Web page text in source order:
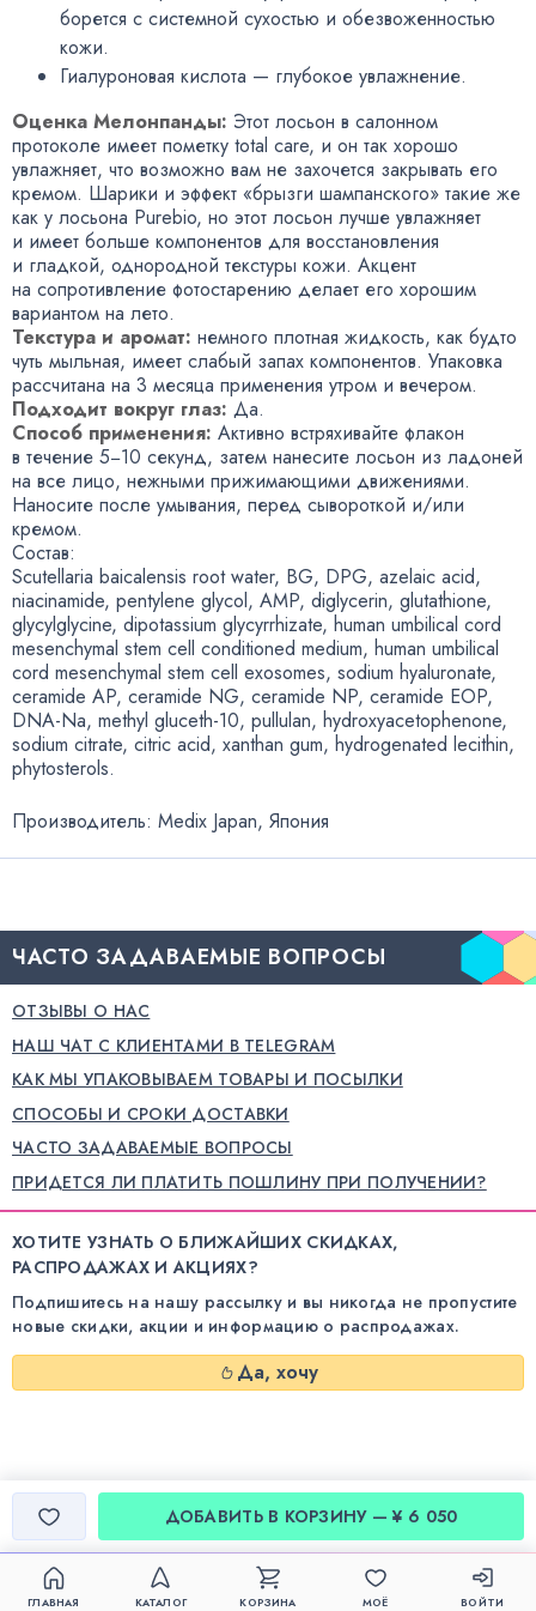
борется с системной сухостью и обезвоженностью
кожи.
Гиалуроновая кислота — глубокое увлажнение.
Оценка Мелонпанды: Этот лосьон в салонном
протоколе имеет пометку total care, и он так хорошо
увлажняет, что возможно вам не захочется закрывать его
кремом. Шарики и эффект «брызги шампанского» такие же
как у лосьона Purebio, но этот лосьон лучше увлажняет
и имеет больше компонентов для восстановления
и гладкой, однородной текстуры кожи. Акцент
на сопротивление фотостарению делает его хорошим
вариантом на лето.
Текстура и аромат: немного плотная жидкость, как будто
чуть мыльная, имеет слабый запах компонентов. Упаковка
рассчитана на 3 месяца применения утром и вечером.
Подходит вокруг глаз: Да.
Способ применения: Активно встряхивайте флакон
в течение 5−10 секунд, затем нанесите лосьон из ладоней
на все лицо, нежными прижимающими движениями.
Наносите после умывания, перед сывороткой и/или
кремом.
Состав:
Scutellaria baicalensis root water, BG, DPG, azelaic acid,
niacinamide, pentylene glycol, AMP, diglycerin, glutathione,
glycylglycine, dipotassium glycyrrhizate, human umbilical cord
mesenchymal stem cell conditioned medium, human umbilical
cord mesenchymal stem cell exosomes, sodium hyaluronate,
ceramide AP, ceramide NG, ceramide NP, ceramide EOP,
DNA-Na, methyl gluceth-10, pullulan, hydroxyacetophenone,
sodium citrate, citric acid, xanthan gum, hydrogenated lecithin,
phytosterols.
Производитель: Medix Japan, Япония
ЧАСТО ЗАДАВАЕМЫЕ ВОПРОСЫ
ОТЗЫВЫ О НАС
НАШ ЧАТ С КЛИЕНТАМИ В TELEGRAM
КАК МЫ УПАКОВЫВАЕМ ТОВАРЫ И ПОСЫЛКИ
СПОСОБЫ И СРОКИ ДОСТАВКИ
ЧАСТО ЗАДАВАЕМЫЕ ВОПРОСЫ
ПРИДЕТСЯ ЛИ ПЛАТИТЬ ПОШЛИНУ ПРИ ПОЛУЧЕНИИ?
ХОТИТЕ УЗНАТЬ О БЛИЖАЙШИХ СКИДКАХ,
РАСПРОДАЖАХ И АКЦИЯХ?
Подпишитесь на нашу рассылку и вы никогда не пропустите
новые скидки, акции и информацию о распродажах.
Да, хочу
ДОБАВИТЬ В КОРЗИНУ — ¥ 6 050
ГЛАВНАЯ КАТАЛОГ КОРЗИНА МОЁ ВОЙТИ